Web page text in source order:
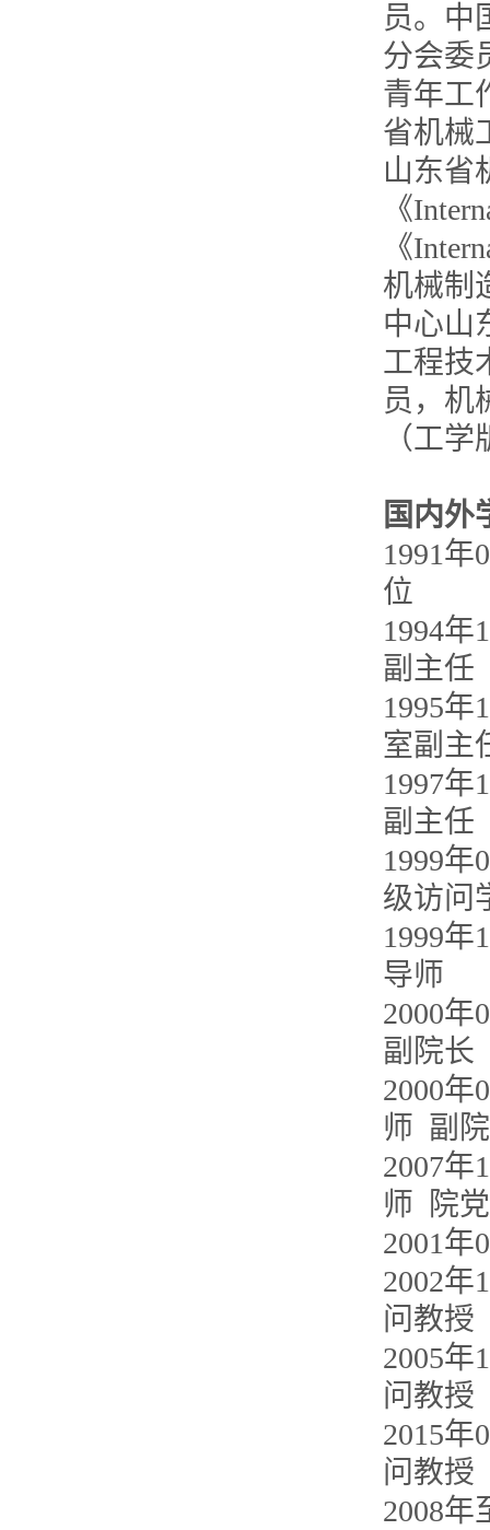
员。中
分会委
青年工
省机械
山东省
《
《
机械制
中心山
工程技
员，机
（工
国内外
1991
位
1994
副主任
1995
室副主
1997
副主任
1999
级访问
1999
导师
2000
副院长
2000
师 副
2007
师 院
2001
2002
问教授
2005
问教授
2015
问教授
2008